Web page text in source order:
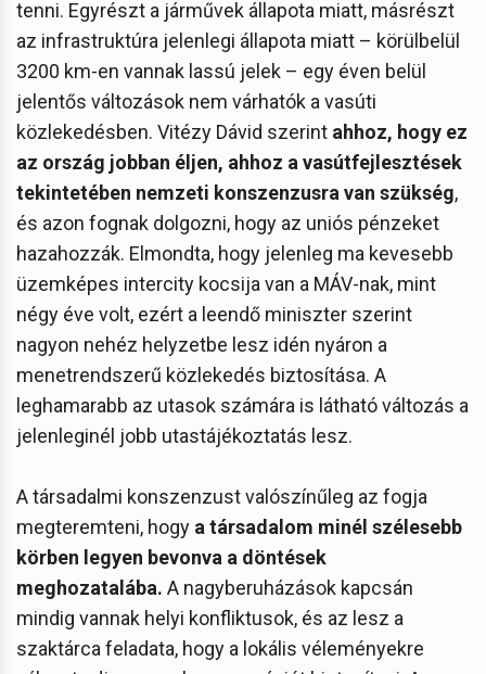
tenni. Egyrészt a járművek állapota miatt, másrészt
az infrastruktúra jelenlegi állapota miatt – körülbelül
3200 km-en vannak lassú jelek – egy éven belül
jelentős változások nem várhatók a vasúti
közlekedésben. Vitézy Dávid szerint ahhoz, hogy ez
az ország jobban éljen, ahhoz a vasútfejlesztések
tekintetében nemzeti konszenzusra van szükség,
és azon fognak dolgozni, hogy az uniós pénzeket
hazahozzák. Elmondta, hogy jelenleg ma kevesebb
üzemképes intercity kocsija van a MÁV-nak, mint
négy éve volt, ezért a leendő miniszter szerint
nagyon nehéz helyzetbe lesz idén nyáron a
menetrendszerű közlekedés biztosítása. A
leghamarabb az utasok számára is látható változás a
jelenleginél jobb utastájékoztatás lesz.
A társadalmi konszenzust valószínűleg az fogja
megteremteni, hogy a társadalom minél szélesebb
körben legyen bevonva a döntések
meghozatalába. A nagyberuházások kapcsán
mindig vannak helyi konfliktusok, és az lesz a
szaktárca feladata, hogy a lokális véleményekre